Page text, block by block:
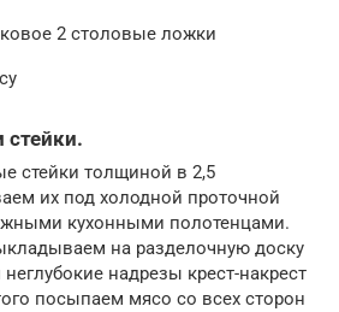
2 столовые ложки
стейки.
стейки толщиной в 2,5
их под холодной проточной
кухонными полотенцами.
на разделочную доску
надрезы крест-накрест
посыпаем мясо со всех сторон